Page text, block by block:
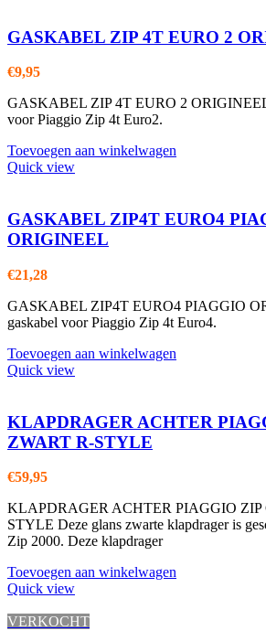
GASKABEL ZIP 4T EURO 2
€9,95
GASKABEL ZIP 4T EURO 2
voor Piaggio Zip 4t Euro2.
Toevoegen aan winkelwagen
Quick view
GASKABEL ZIP4T EURO4
ORIGINEEL
€21,28
GASKABEL ZIP4T EURO4 PIAGGIO
gaskabel voor Piaggio Zip 4t Euro4.
Toevoegen aan winkelwagen
Quick view
KLAPDRAGER ACHTER
ZWART R-STYLE
€59,95
KLAPDRAGER ACHTER PIAGGIO ZIP
STYLE Deze glans zwarte klapdrager is
Zip 2000. Deze klapdrager
Toevoegen aan winkelwagen
Quick view
VERKOCHT